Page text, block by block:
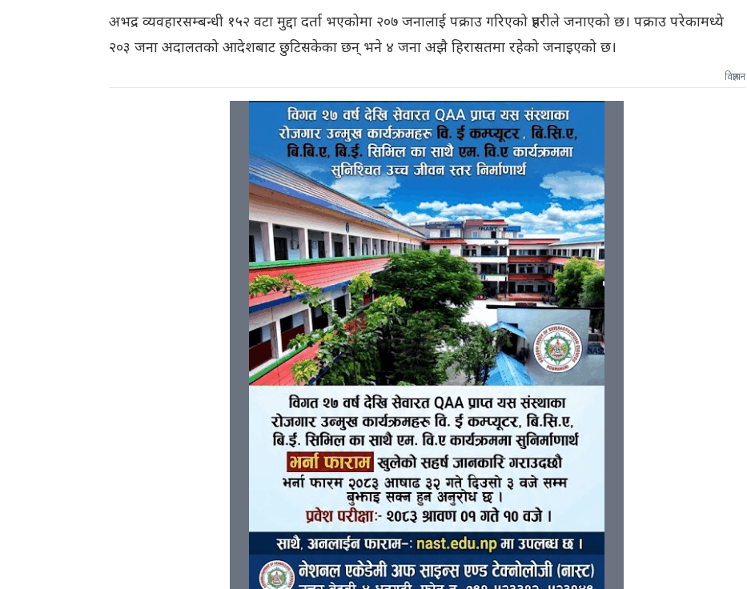
अभद्र व्यवहारसम्बन्धी १५२ वटा मुद्दा दर्ता भएकोमा २०७ जनालाई पक्राउ गरिएको प्रहरीले जनाएको छ। पक्राउ परेकामध्ये
२०३ जना अदालतको आदेशबाट छुटिसकेका छन् भने ४ जना अझै हिरासतमा रहेको जनाइएको छ।
विज्ञापन